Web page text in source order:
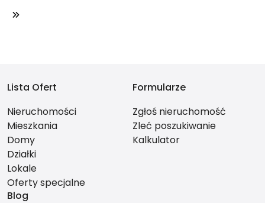
Lista Ofert
Nieruchomości
Mieszkania
Domy
Działki
Lokale
Oferty specjalne
Formularze
Zgłoś nieruchomość
Zleć poszukiwanie
Kalkulator
Blog